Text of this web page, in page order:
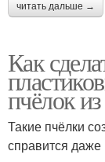
читать дальше →
Как
пчёлок
Такие пчёлки
справится